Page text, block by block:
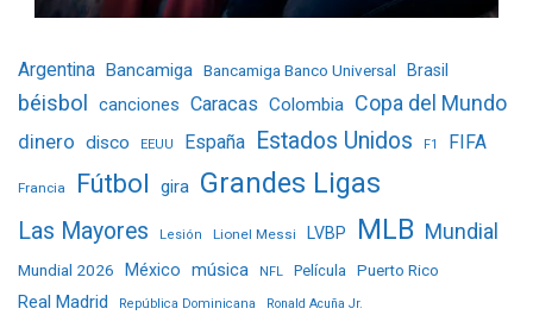
Argentina Bancamiga Bancamiga Banco Universal Brasil
béisbol canciones Caracas Colombia Copa del Mundo
dinero disco EEUU España Estados Unidos F1 FIFA
Francia Fútbol gira Grandes Ligas
Las Mayores Lesión Lionel Messi LVBP MLB Mundial
Mundial 2026 México música NFL Película Puerto Rico
Real Madrid República Dominicana Ronald Acuña Jr.